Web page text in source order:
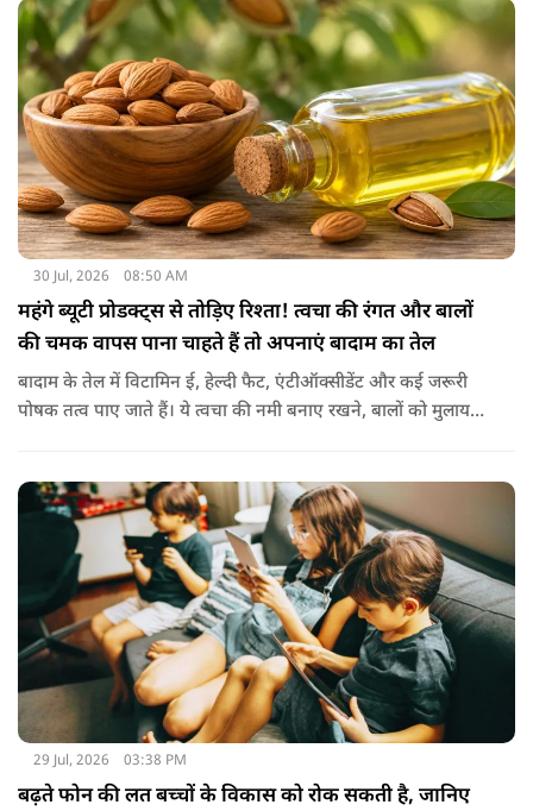
जाए तो ये आपकी सेहत के लिए किसी संजीवनी की तरह काम करता है।
आइए जानते नींबू के छिलके के फायदे।
30 Jul, 2026 08:50 AM
महंगे ब्यूटी प्रोडक्ट्स से तोड़िए रिश्ता! त्वचा की रंगत और बालों
की चमक वापस पाना चाहते हैं तो अपनाएं बादाम का तेल
बादाम के तेल में विटामिन ई, हेल्दी फैट, एंटीऑक्सीडेंट और कई जरूरी
पोषक तत्व पाए जाते हैं। ये त्वचा की नमी बनाए रखने, बालों को मुलायम
पहले से ज्यादा मुलायम महसूस होते हैं। कुछ लोग बादाम के तेल को जैतून
के तेल के साथ मिलाकर भी इस्तेमाल करते हैं। इससे बालों की देखभाल
बेहतर तरीके से होती है। हालांकि अगर बाल बहुत ज्यादा झड़ रहे हों, तो
पहले त्वचा विशेषज्ञ से सलाह लेना जरूरी है।
29 Jul, 2026 03:38 PM
बढ़ते फोन की लत बच्चों के विकास को रोक सकती है, जानिए